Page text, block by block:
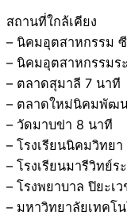
สถานที่ใกล้เคียง
– นิคมอุตสาหกรรม
– นิคมอุตสาหกรรมร
– ตลาดสุมาลี 7 นาที
– ตลาดใหม่นิคมพัฒ
– วัดมาบข่า 8 นาที
– โรงเรียนนิคมวิทย
– โรงเรียนมารีวิทย์ร
– โรงพยาบาล ปิยะ
– มหาวิทยาลัยเทคโ